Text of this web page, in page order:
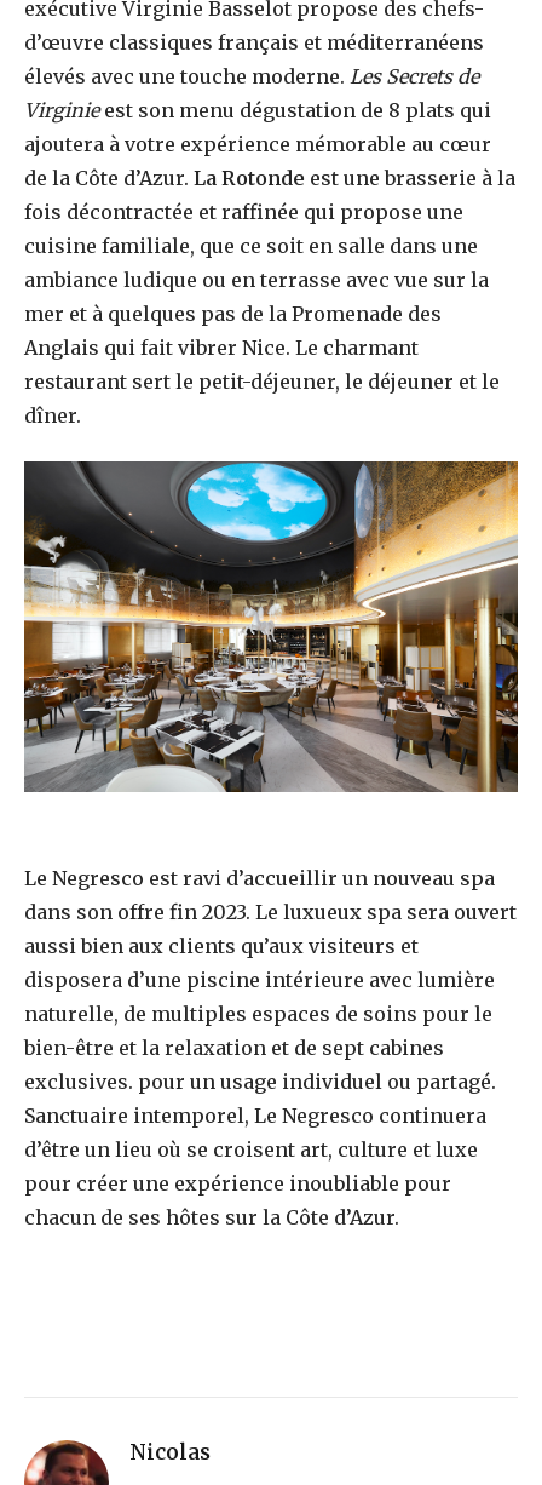
exécutive Virginie Basselot propose des chefs-
d’œuvre classiques français et méditerranéens
élevés avec une touche moderne. Les Secrets de
Virginieest son menu dégustation de 8 plats qui
ajoutera à votre expérience mémorable au cœur
de la Côte d’Azur. La Rotonde est une brasserie à la
fois décontractée et raffinée qui propose une
cuisine familiale, que ce soit en salle dans une
ambiance ludique ou en terrasse avec vue sur la
mer et à quelques pas de la Promenade des
Anglais qui fait vibrer Nice. Le charmant
restaurant sert le petit-déjeuner, le déjeuner et le
dîner.
Le Negresco est ravi d’accueillir un nouveau spa
dans son offre fin 2023. Le luxueux spa sera ouvert
aussi bien aux clients qu’aux visiteurs et
disposera d’une piscine intérieure avec lumière
naturelle, de multiples espaces de soins pour le
bien-être et la relaxation et de sept cabines
exclusives. pour un usage individuel ou partagé.
Sanctuaire intemporel, Le Negresco continuera
d’être un lieu où se croisent art, culture et luxe
pour créer une expérience inoubliable pour
chacun de ses hôtes sur la Côte d’Azur.
Nicolas